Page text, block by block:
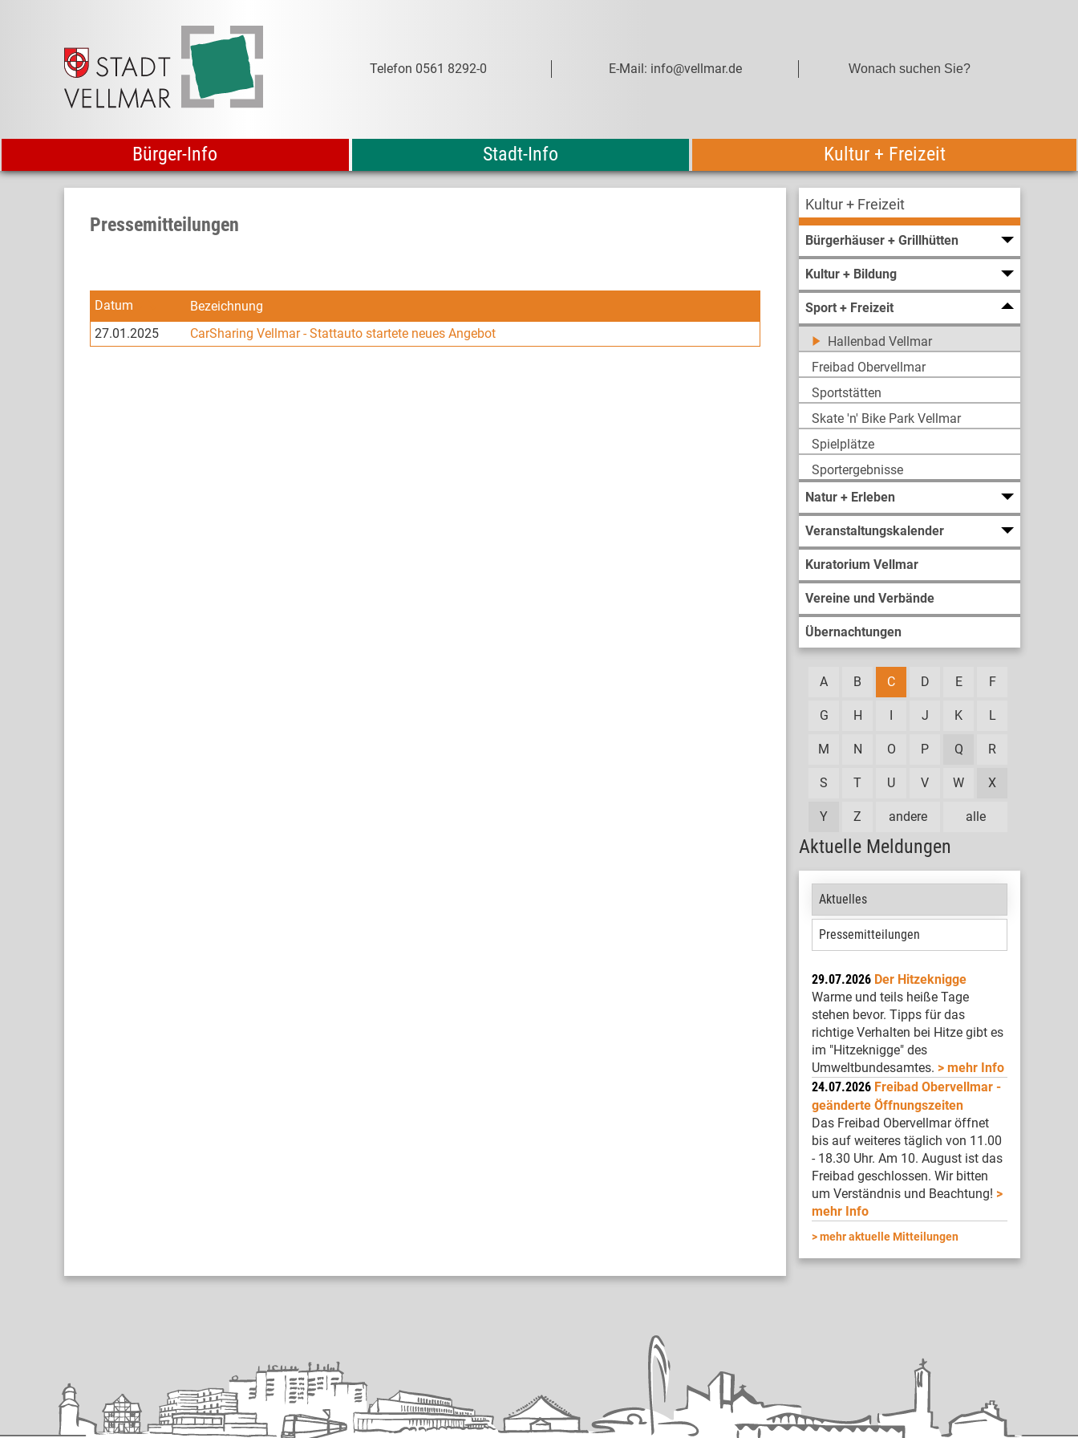
Telefon 0561 8292-0 E-Mail: info@vellmar.de
Bürger-Info Stadt-Info Kultur + Freizeit
Kultur + Freizeit
Bürgerhäuser + Grillhütten
Kultur + Bildung
Sport + Freizeit
Hallenbad Vellmar
Freibad Obervellmar
Sportstätten
Skate 'n' Bike Park Vellmar
Spielplätze
Sportergebnisse
Natur + Erleben
Veranstaltungskalender
Kuratorium Vellmar
Vereine und Verbände
Übernachtungen
alle
A B C D E F
G H J K L
M N O P Q R
S T U V W X
Y Z andere
Aktuelle Meldungen
Aktuelles
Pressemitteilungen
29.07.2026 Der Hitzeknigge
Warme und teils heiße Tage
stehen bevor. Tipps für das
richtige Verhalten bei Hitze gibt es
im "Hitzeknigge" des
Umweltbundesamtes.
mehr Info
24.07.2026 Freibad Obervellmar -
geänderte Öffnungszeiten
Das Freibad Obervellmar öffnet
bis auf weiteres täglich von 11.00
- 18.30 Uhr. Am 10. August ist das
Freibad geschlossen. Wir bitten
um Verständnis und Beachtung!
mehr Info
mehr aktuelle Mitteilungen
Pressemitteilungen
Datum
Bezeichnung
27.01.2025
CarSharing Vellmar - Stattauto startete neues Angebot